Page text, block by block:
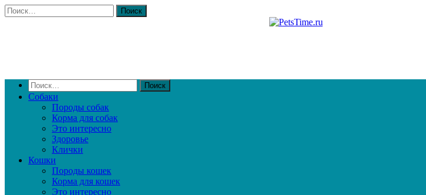
Собаки
Породы собак
Корма для собак
Это интересно
Здоровье
Клички
Кошки
Породы кошек
Корма для кошек
Это интересно